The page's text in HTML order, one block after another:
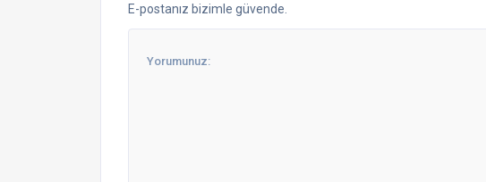
E-postanız bizimle güvende.